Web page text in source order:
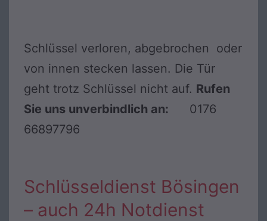
Schlüssel verloren, abgebrochen oder
von innen stecken lassen. Die Tür
geht trotz Schlüssel nicht auf. Rufen
Sie uns unverbindlich an:
0176
66897796
Schlüsseldienst Bösingen
– auch 24h Notdienst